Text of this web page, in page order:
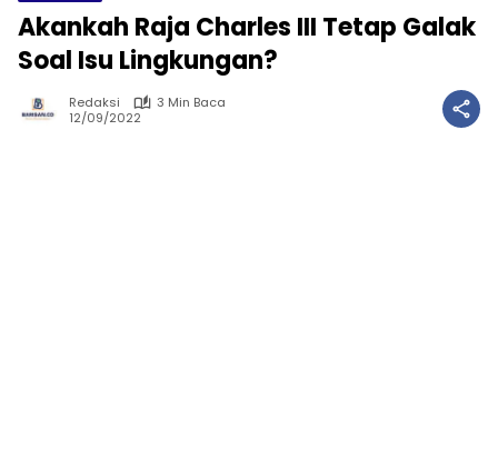
Akankah Raja Charles III Tetap Galak
Soal Isu Lingkungan?
Redaksi
3 Min Baca
12/09/2022